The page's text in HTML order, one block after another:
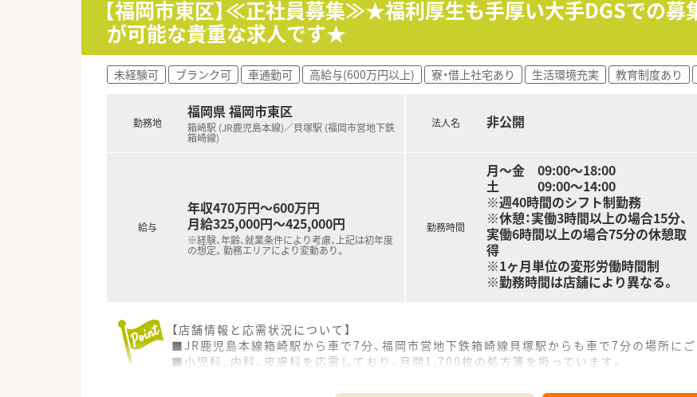
【求人情報について】
■管理薬剤師として年収550万円から600万円以上を目指すことが可能な、大変魅力的な求人
■年間休日は125日をしっかりと確保しており、週休3日制などライフスタイルに合わせた相
■全身マッサージ機などを完備しており、患者様も従業員もリラックスできる広々とした店
【福岡市東区】≪正社員募集≫★福利厚生も手厚い大手DGSでの
が可能な貴重な求人です★
未経験可 ブランク可 車通勤可 高給与(600万円以上) 寮・借上社宅あり 生活環境充実 教育制度あり
勤務地
福岡県 福岡市東区
箱崎駅 (JR鹿児島本線)／貝塚駅 (福岡市営地下鉄
箱崎線)
給与
年収470万円～600万円
月給325,000円～425,000円
※経験、年齢、就業条件により考慮、上記は初年度
の想定。勤務エリアにより変動あり。
法人名 非公開
勤務時間
月～金 09:00～18:00
土 09:00～14:00
※週40時間のシフト制勤務
※休憩：実働3時間以上の場合15分、
実働6時間以上の場合75分の休憩取
得
※1ヶ月単位の変形労働時間制
※勤務時間は店舗により異なる。
【店舗情報と応需状況について】
■JR鹿児島本線箱崎駅から車で7分、福岡市営地下鉄箱崎線貝塚駅からも車で7分の場所にご
■小児科、内科、皮膚科を応需しており、月間1,700枚の処方箋を扱っています。